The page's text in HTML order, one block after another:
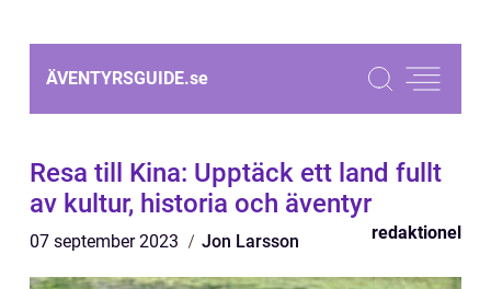
ÄVENTYRSGUIDE.se
Resa till Kina: Upptäck ett land fullt
av kultur, historia och äventyr
07 september 2023 Jon Larsson redaktionel